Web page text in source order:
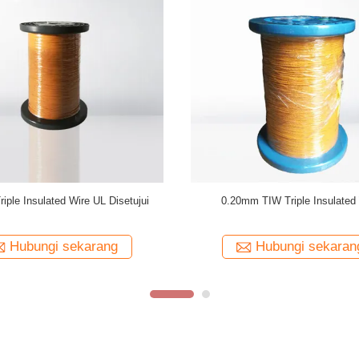
Terisolasi Tiga Kali Lipat
Hubungi sekarang
Trafo Menggunakan Kawat Lilitan
Hubungi